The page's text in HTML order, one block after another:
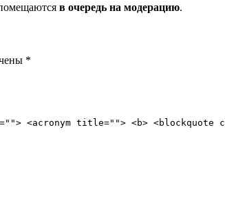
в очередь на модерацию.
*
<acronym title=""> <b> <blockquote